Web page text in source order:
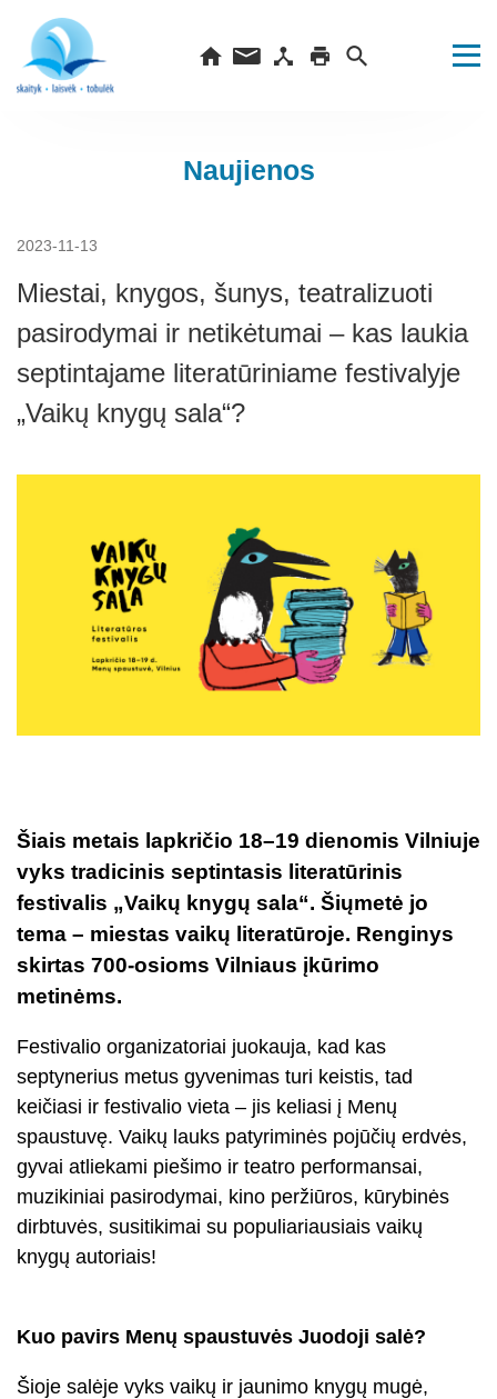
Naujienos
2023-11-13
Miestai, knygos, šunys, teatralizuoti
pasirodymai ir netikėtumai – kas laukia
septintajame literatūriniame festivalyje
„Vaikų knygų sala“?
Šiais metais lapkričio 18–19 dienomis Vilniuje
vyks tradicinis septintasis literatūrinis
festivalis „Vaikų knygų sala“. Šiųmetė jo
tema – miestas vaikų literatūroje. Renginys
skirtas 700-osioms Vilniaus įkūrimo
metinėms.
Festivalio organizatoriai juokauja, kad kas
septynerius metus gyvenimas turi keistis, tad
keičiasi ir festivalio vieta – jis keliasi į Menų
spaustuvę. Vaikų lauks patyriminės pojūčių erdvės,
gyvai atliekami piešimo ir teatro performansai,
muzikiniai pasirodymai, kino peržiūros, kūrybinės
dirbtuvės, susitikimai su populiariausiais vaikų
knygų autoriais!
Kuo pavirs Menų spaustuvės Juodoji salė?
Šioje salėje vyks vaikų ir jaunimo knygų mugė,